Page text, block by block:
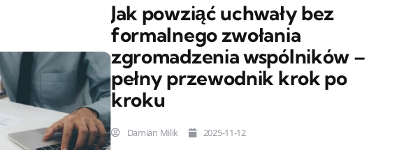
Jak powziąć uchwały bez
formalnego zwołania
zgromadzenia wspólników –
pełny przewodnik krok po
kroku
Damian Milik 2025-11-12